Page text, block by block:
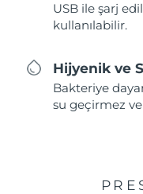
USB ile şarj
kullanılabilir.
Hijyenik ve
Bakteriye
su geçirmez